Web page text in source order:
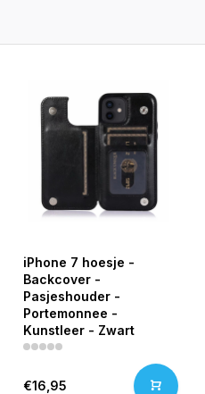
iPhone 7 hoesje -
Backcover -
Pasjeshouder -
Portemonnee -
Kunstleer - Zwart
€16,95